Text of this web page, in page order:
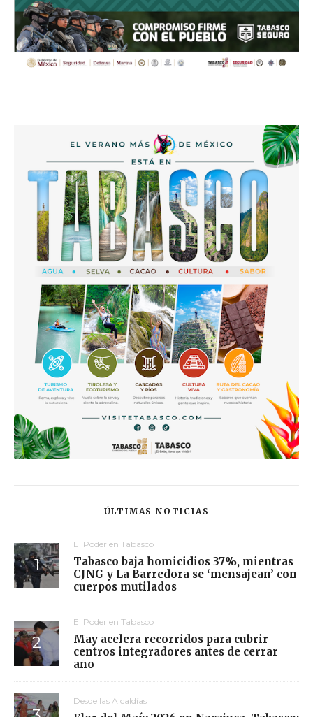
ÚLTIMAS NOTICIAS
El Poder en Tabasco
Tabasco baja homicidios 37%, mientras
CJNG y La Barredora se ‘mensajean’ con
cuerpos mutilados
El Poder en Tabasco
May acelera recorridos para cubrir
centros integradores antes de cerrar
año
Desde las Alcaldías